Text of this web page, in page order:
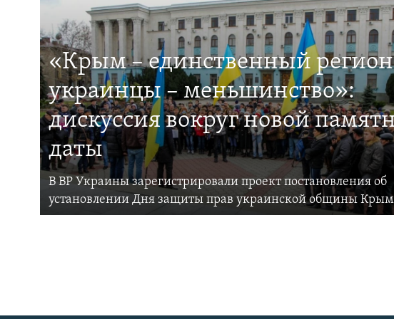
«Крым – единственный
украинцы – меньшинство»:
дискуссия вокруг новой
даты
В ВР Украины зарегистрировали проект постановления об
установлении Дня защиты прав украинской общины